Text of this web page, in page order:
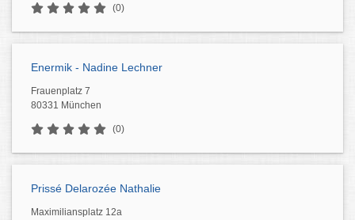
(0)
Enermik - Nadine Lechner
Frauenplatz 7
80331 München
(0)
Prissé Delarozée Nathalie
Maximiliansplatz 12a